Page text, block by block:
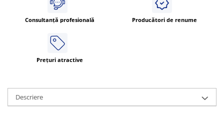
Consultanță profesională Producători de renume
Prețuri atractive
Descriere